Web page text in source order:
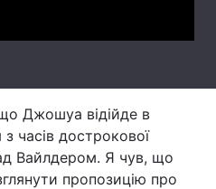
Вакансії
Джошуа відійде в
часів дострокової
Вайлдером. Я чув, що
пропозицію про